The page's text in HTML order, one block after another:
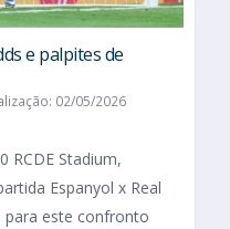
e palpites de
02/05/2026
RCDE Stadium,
Espanyol x Real
para este confronto